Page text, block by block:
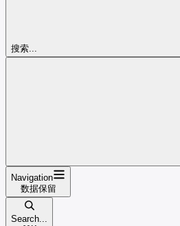
搜索...
Navigation
数据保留
Search...